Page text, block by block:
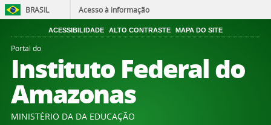
BRASIL Acesso à informação
ACESSIBILIDADE ALTO CONTRASTE MAPA DO SITE
Portal do
Instituto Federal do
Amazonas
MINISTÉRIO DA DA EDUCAÇÃO